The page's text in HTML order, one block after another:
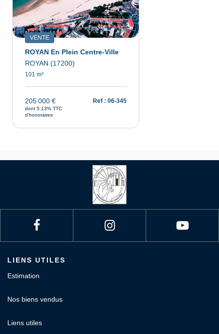
VENTE
ROYAN En Plein Centre-Ville
ROYAN (17200)
101 m²
205 000 €
dont 5.13% TTC
d'honoraires
Ref : 06-345
LIENS UTILES
Estimation
Nos biens vendus
Liens utiles